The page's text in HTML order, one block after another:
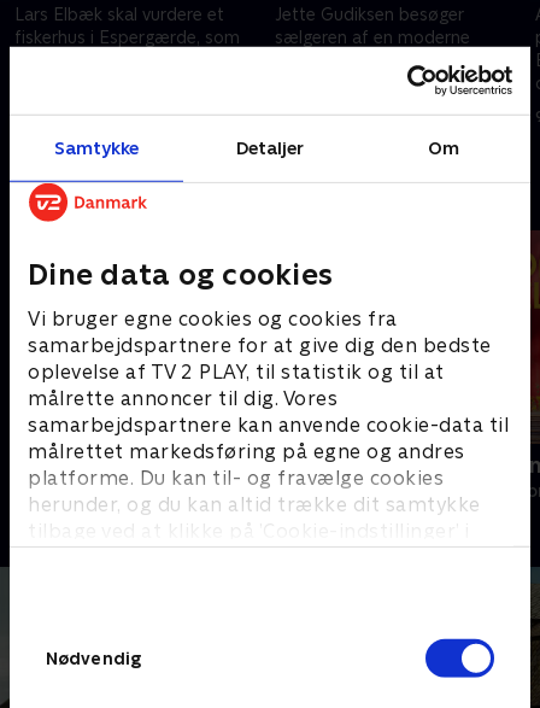
Samtykke Detaljer Om
Dine data og cookies
Vi bruger egne cookies og cookies fra
samarbejdspartnere for at give dig den bedste
oplevelse af TV 2 PLAY, til statistik og til at
målrette annoncer til dig. Vores
samarbejdspartnere kan anvende cookie-data til
målrettet markedsføring på egne og andres
platforme. Du kan til- og fravælge cookies
herunder, og du kan altid trække dit samtykke
tilbage ved at klikke på ’Cookie-indstillinger’ i
Nødvendig
Lars Elbæk skal vurdere et
fiskerhus i Espergærde, som
26. marts 2024 • 29 min
Jette Gudiksen besøger
sælgeren af en moderne
statusmøde med sælgerne af
2. april 2024 • 29 min
Andre så også
Beliggenhed, beliggenhed,
beliggenhed
Livsstil • 18 sæsoner
Linde på
Livsstil • 5